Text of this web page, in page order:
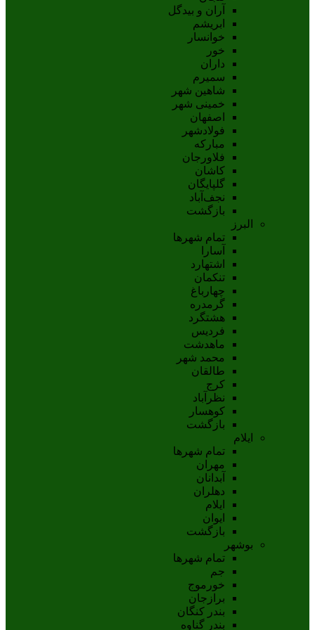
آران و بیدگل
ابریشم
خوانسار
خور
داران
سمیرم
شاهین شهر
خمینی شهر
اصفهان
فولادشهر
مبارکه
فلاورجان
کاشان
گلپايگان
نجف‌آباد
بازگشت
البرز
تمام شهر‌ها
آسارا
اشتهارد
تنکمان
چهارباغ
گرمدره
هشتگرد
فردیس
ماهدشت
محمد شهر
طالقان
کرج
نظرآباد
کوهسار
بازگشت
ایلام
تمام شهر‌ها
مهران
آبدانان
دهلران
ايلام
ايوان
بازگشت
بوشهر
تمام شهر‌ها
جم
خورموج
برازجان
بندر کنگان
بندر گناوه